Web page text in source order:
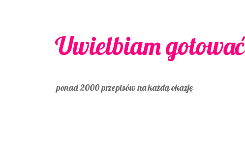
Uwielbiam gotować
ponad 2000 przepisów na każdą okazję